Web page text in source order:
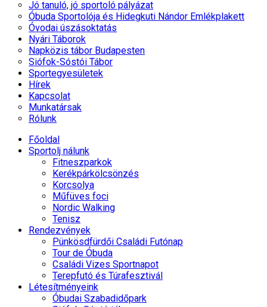
Jó tanuló, jó sportoló pályázat
Óbuda Sportolója és Hidegkuti Nándor Emlékplakett
Óvodai úszásoktatás
Nyári Táborok
Napközis tábor Budapesten
Siófok-Sóstói Tábor
Sportegyesületek
Hírek
Kapcsolat
Munkatársak
Rólunk
Főoldal
Sportolj nálunk
Fitneszparkok
Kerékpárkölcsönzés
Korcsolya
Műfüves foci
Nordic Walking
Tenisz
Rendezvények
Pünkösdfürdői Családi Futónap
Tour de Óbuda
Családi Vizes Sportnapot
Terepfutó és Túrafesztivál
Létesítményeink
Óbudai Szabadidőpark